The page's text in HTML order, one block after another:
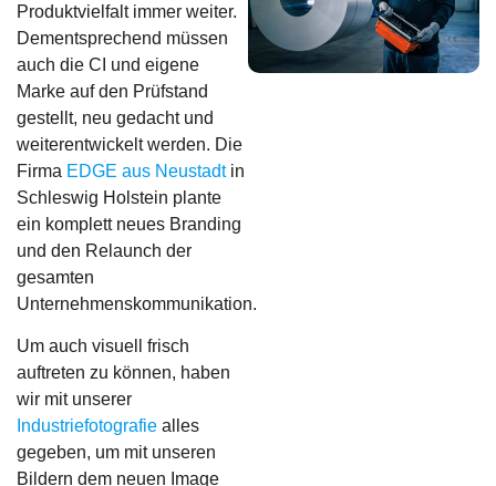
Produktvielfalt immer weiter.
Dementsprechend müssen
auch die CI und eigene
Marke auf den Prüfstand
gestellt, neu gedacht und
weiterentwickelt werden. Die
Firma EDGE aus Neustadtin
Schleswig Holstein plante
ein komplett neues Branding
und den Relaunch der
gesamten
Unternehmenskommunikation.
Um auch visuell frisch
auftreten zu können, haben
wir mit unserer
Industriefotografie alles
gegeben, um mit unseren
Bildern dem neuen Image